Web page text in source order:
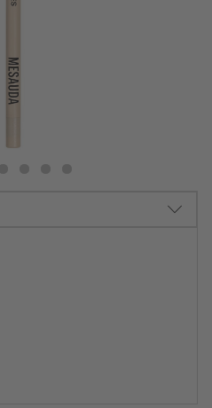
Rebel Eyes Eye Pencil